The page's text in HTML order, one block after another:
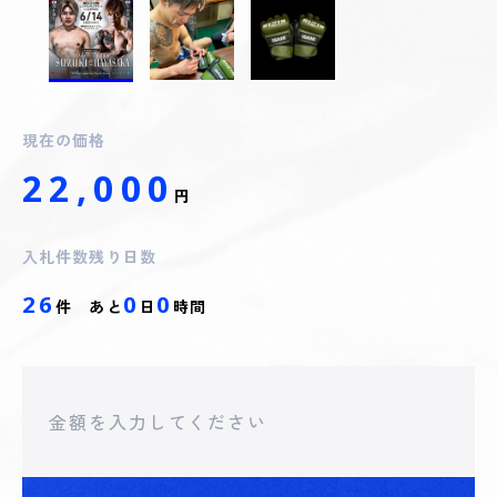
現在の価格
22,000 円
入札件数
26 件
残り日数
あと 0 日 0 時間